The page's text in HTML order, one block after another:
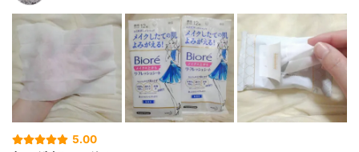
5.00